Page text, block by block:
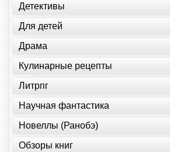
Детективы
Для детей
Драма
Кулинарные рецепты
Литрпг
Научная фантастика
Новеллы (Ранобэ)
Обзоры книг